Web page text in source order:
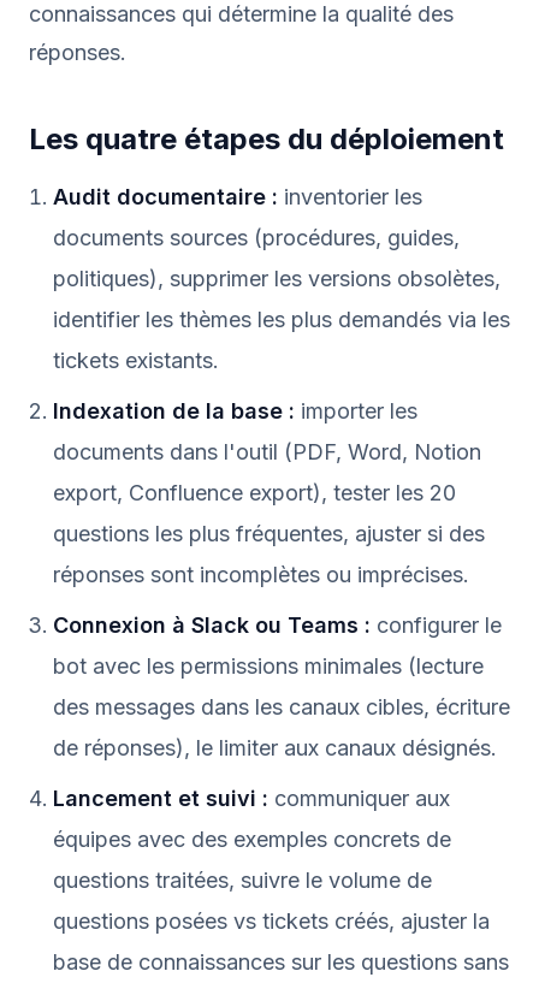
connaissances qui détermine la qualité des
réponses.
Les quatre étapes du déploiement
Audit documentaire : inventorier les
documents sources (procédures, guides,
politiques), supprimer les versions obsolètes,
identifier les thèmes les plus demandés via les
tickets existants.
Indexation de la base : importer les
documents dans l'outil (PDF, Word, Notion
export, Confluence export), tester les 20
questions les plus fréquentes, ajuster si des
réponses sont incomplètes ou imprécises.
Connexion à Slack ou Teams : configurer le
bot avec les permissions minimales (lecture
des messages dans les canaux cibles, écriture
de réponses), le limiter aux canaux désignés.
Lancement et suivi : communiquer aux
équipes avec des exemples concrets de
questions traitées, suivre le volume de
questions posées vs tickets créés, ajuster la
base de connaissances sur les questions sans